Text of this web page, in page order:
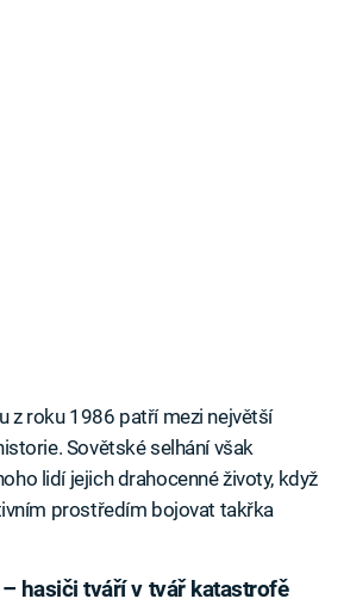
z roku 1986 patří mezi největší
Sovětské selhání však
lidí jejich drahocenné životy, když
prostředím bojovat takřka
hasiči tváří v tvář katastrofě